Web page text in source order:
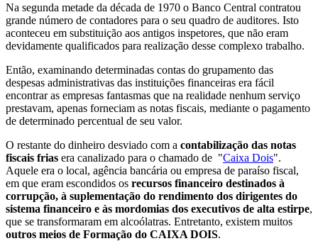
Na segunda metade da década de 1970 o Banco Central contratou
grande número de contadores para o seu quadro de auditores. Isto
aconteceu em substituição aos antigos inspetores, que não eram
devidamente qualificados para realização desse complexo trabalho.
Então, examinando determinadas contas do grupamento das
despesas administrativas das instituições financeiras era fácil
encontrar as empresas fantasmas que na realidade nenhum serviço
prestavam, apenas forneciam as notas fiscais, mediante o pagamento
de determinado percentual de seu valor.
O restante do dinheiro desviado com a contabilização das notas
fiscais frias era canalizado para o chamado de "Caixa Dois".
Aquele era o local, agência bancária ou empresa de paraíso fiscal,
em que eram escondidos os recursos financeiro destinados à
corrupção, à suplementação do rendimento dos dirigentes do
sistema financeiro e às mordomias dos executivos de alta estirpe,
que se transformaram em alcoólatras. Entretanto, existem muitos
outros meios de Formação do CAIXA DOIS.